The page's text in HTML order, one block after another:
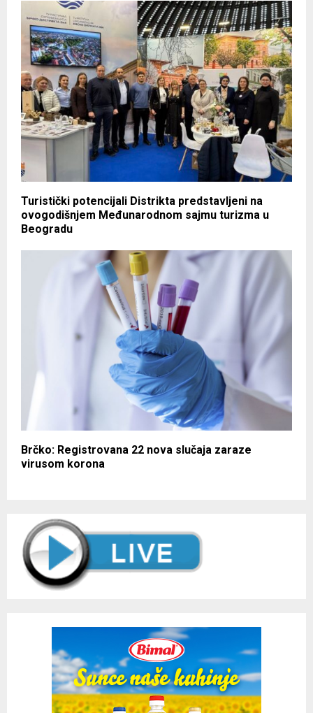
Turistički potencijali Distrikta predstavljeni na
ovogodišnjem Međunarodnom sajmu turizma u
Beogradu
Brčko: Registrovana 22 nova slučaja zaraze
virusom korona